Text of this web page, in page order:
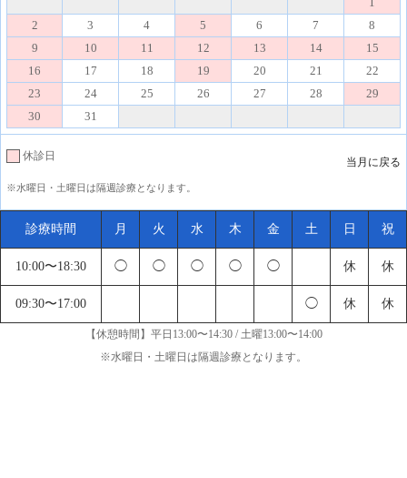
2
3 4 5 6 7
8
9
10 11 12 13 14
15
16
17 18 19 20 21
22
23
24 25 26 27 28
29
30
31
休診日 当月に戻る
※水曜日・土曜日は隔週診療となります。
診療時間 月 火 水 木 金 土 日 祝
10:00〜18:30 ◯ ◯ ◯ ◯ ◯ 休 休
09:30〜17:00 ◯ 休 休
【休憩時間】平日13:00〜14:30 / 土曜13:00〜14:00
※水曜日・土曜日は隔週診療となります。